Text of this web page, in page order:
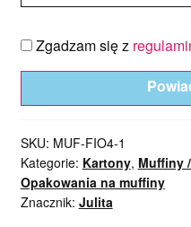
Zgadzam się z
SKU: MUF-FIO4-1
Kategorie: Kartony, Muffiny
Opakowania na muffiny
Znacznik: Julita